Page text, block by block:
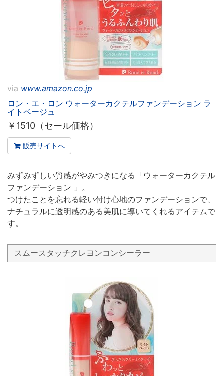
via www.amazon.co.jp
ロン・エ・ロン ウォーターカクテルファンデーション ラ
イトベージュ
￥ 1510（セール価格）
販売サイトへ
みずみずしい質感がやみつきになる「ウォーターカクテル
ファンデーション 」。
つけたことを忘れる軽い付け心地のファンデーションで、
ナチュラルに透明感のある美肌に導いてくれるアイテムで
す。
スムースタッチクレヨンコンシーラー